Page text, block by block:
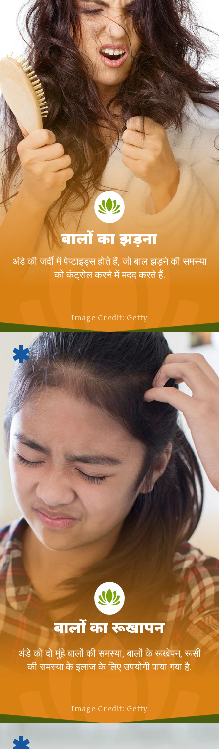
बालों का झड़ना
अंडे की जर्दी में पेप्टाइड्स होते हैं, जो बाल झड़ने की समस्या
को कंट्रोल करने में मदद करते हैं.
Image Credit: Getty
बालों का रूखापन
अंडे को दो मुंहे बालों की समस्या, बालों के रूखेपन, रूसी
की समस्या के इलाज के लिए उपयोगी पाया गया है.
Image Credit: Getty